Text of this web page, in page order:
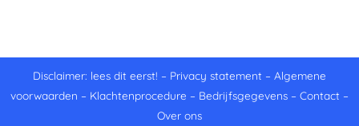
Disclaimer: lees dit eerst! – Privacy statement – Algemene
voorwaarden – Klachtenprocedure – Bedrijfsgegevens – Contact –
Over ons